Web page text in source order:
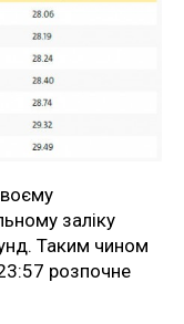
заліку
Таким чином
розпочне